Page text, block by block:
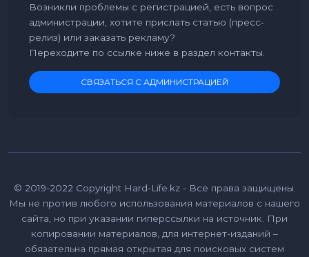
Возникли проблемы с регистрацией, есть вопрос
администрации, хотите прислать статью (пресс-
релиз) или заказать рекламу?
Переходите по ссылке ниже в раздел контакты.
СВЯЗАТЬСЯ С АДМИНИСТРАЦИЕЙ
© 2019-2022 Copyright Hard-Life.kz - Все права защищены.
Мы не против любого использования материалов с нашего
сайта, но при указании гиперссылки на источник. При
копировании материалов, для интернет-изданий –
обязательна прямая открытая для поисковых систем